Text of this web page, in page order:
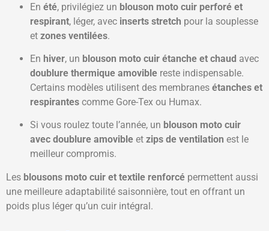
En été, privilégiez un blouson moto cuir perforé et
respirant, léger, avec inserts stretch pour la souplesse
et zones ventilées.
En hiver, un blouson moto cuir étanche et chaud avec
doublure thermique amovible reste indispensable.
Certains modèles utilisent des membranes étanches et
respirantes comme Gore-Tex ou Humax.
Si vous roulez toute l’année, un blouson moto cuir
avec doublure amovible et zips de ventilation est le
meilleur compromis.
Les blousons moto cuir et textile renforcé permettent aussi
une meilleure adaptabilité saisonnière, tout en offrant un
poids plus léger qu’un cuir intégral.